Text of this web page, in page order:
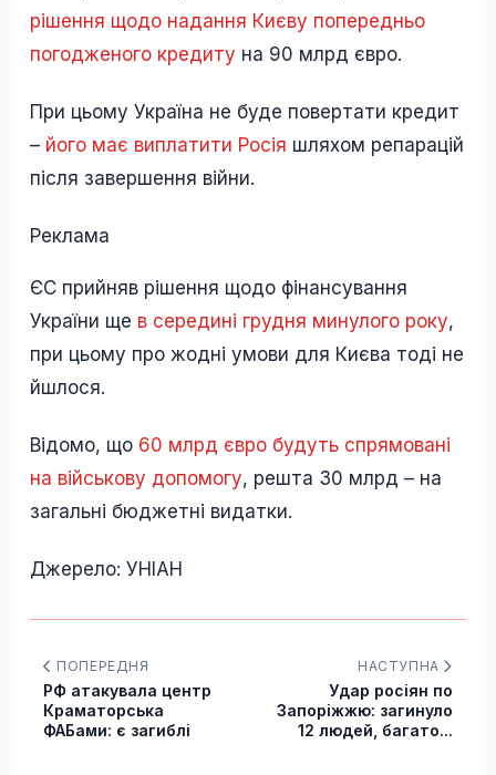
рішення щодо надання Києву попередньо
погодженого кредиту на 90 млрд євро.
При цьому Україна не буде повертати кредит
– його має виплатити Росія шляхом репарацій
після завершення війни.
Реклама
ЄС прийняв рішення щодо фінансування
України ще в середині грудня минулого року,
при цьому про жодні умови для Києва тоді не
йшлося.
Відомо, що 60 млрд євро будуть спрямовані
на військову допомогу, решта 30 млрд – на
загальні бюджетні видатки.
Джерело: УНІАН
ПОПЕРЕДНЯ
РФ атакувала центр
Краматорська
ФАБами: є загиблі
НАСТУПНА
Удар росіян по
Запоріжжю: загинуло
12 людей, багато...